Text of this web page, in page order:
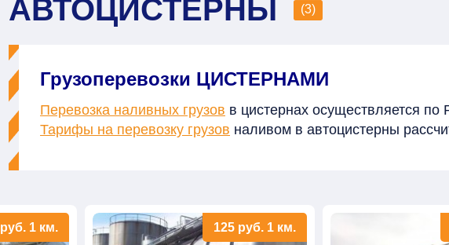
АВТОЦИСТЕРНЫ (3)
Грузоперевозки ЦИСТЕРНАМИ
Перевозка наливных грузов в цистернах осуществляется
Тарифы на перевозку грузов наливом в автоцистерны
руб. 1 км. 125 руб. 1 км.